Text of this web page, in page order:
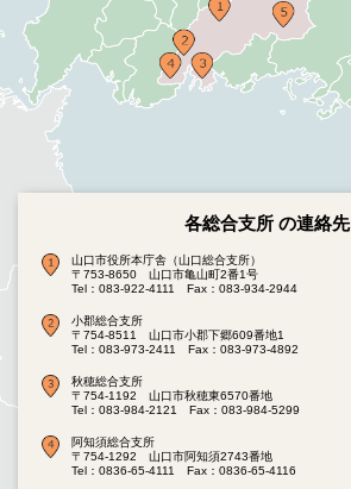
各総合支所 の連絡先
山口市役所本庁舎（山口総合支所）
〒753-8650 山口市亀山町2番1号
Tel：083-922-4111
Fax：083-934-2944
小郡総合支所
〒754-8511 山口市小郡下郷609番地1
Tel：083-973-2411
Fax：083-973-4892
秋穂総合支所
〒754-1192 山口市秋穂東6570番地
Tel：083-984-2121
Fax：083-984-5299
阿知須総合支所
〒754-1292 山口市阿知須2743番地
Tel：0836-65-4111
Fax：0836-65-4116